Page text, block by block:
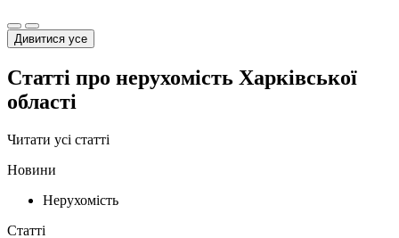
Дивитися усе
Статті про нерухомість Харківської
області
Читати усі статті
Новини
Нерухомість
Статті